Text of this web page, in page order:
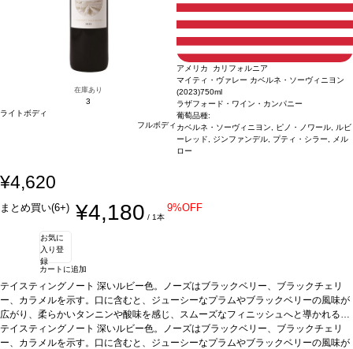
在庫あり
3
ライトボディ
フルボディ
アメリカ カリフォルニア
マイティ・ヴァレー カベルネ・ソーヴィニヨン
(2023)750ml
ラザフォード・ワイン・カンパニー
葡萄品種:
カベルネ・ソーヴィニヨン, ピノ・ノワール, ルビ
ーレッド, ジンファンデル, プティ・シラー, メル
ロー
¥4,620
まとめ買い(6+) ¥4,180 / 1本
9%OFF
お気に
入り登
録
カートに追加
テイスティングノート 深いルビー色。ノーズはブラックベリー、ブラックチェリ
ー、カラメルを示す。口に含むと、ジューシーなプラムやブラックベリーの風味が
広がり、柔らかいタンニンや酸味を感じ、スムーズなフィニッシュへと導かれる。
葡萄品種カベルネ・ソーヴィニヨン 85%、ピノ・ノワール 5%、ルビー・レッド
4%、ジンファンデル 2%、プティ・シラー 2%、メルロー 2% *本ヴィンテージが
テイスティングノート 深いルビー色。ノーズはブラックベリー、ブラックチェリ
ー、カラメルを示す。口に含むと、ジューシーなプラムやブラックベリーの風味が